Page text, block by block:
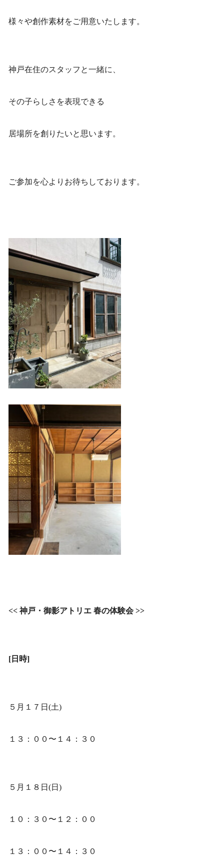
様々や創作素材をご用意いたします。
神戸在住のスタッフと一緒に、
その子らしさを表現できる
居場所を創りたいと思います。
ご参加を心よりお待ちしております。
<< 神戸・御影アトリエ 春の体験会 >>
[日時]
５月１７日(土)
１３：００〜１４：３０
５月１８日(日)
１０：３０〜１２：００
１３：００〜１４：３０